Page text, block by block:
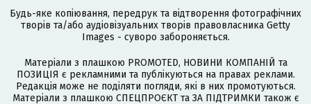
Будь-яке копіювання, передрук та відтворення фотографічних
творів та/або аудіовізуальних творів правовласника Getty
Images - суворо забороняється.
Матеріали з плашкою PROMOTED, НОВИНИ КОМПАНІЙ та
ПОЗИЦІЯ є рекламними та публікуються на правах реклами.
Редакція може не поділяти погляди, які в них промотуються.
Матеріали з плашкою СПЕЦПРОЄКТ та ЗА ПІДТРИМКИ також є